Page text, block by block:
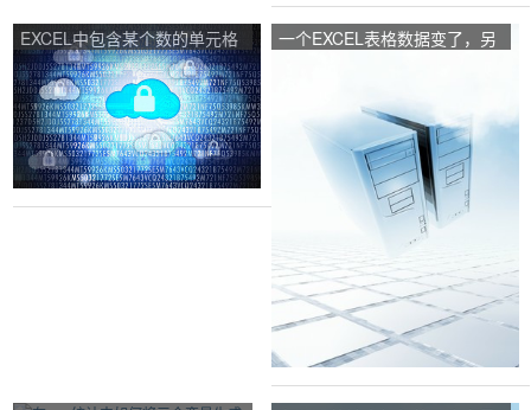
EXCEL中包含某个数的单元格
计数？
一个EXCEL表格数据变了，另